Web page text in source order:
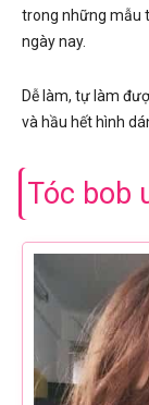
trong những mẫu
ngày nay.
Dễ làm, tự làm
và hầu hết hình
Tóc bob